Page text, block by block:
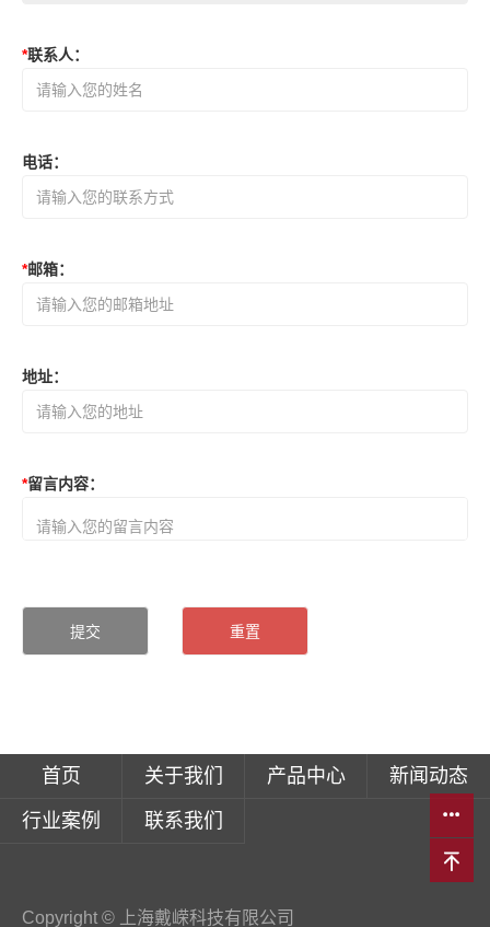
*联系人：
电话：
*邮箱：
地址：
*留言内容：
首页 关于我们 产品中心 新闻动态
行业案例 联系我们
Copyright © 上海戴嵘科技有限公司